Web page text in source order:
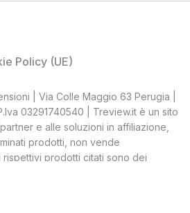
Policy (UE)
| Via Colle Maggio 63 Perugia |
03291740540 | Treview.it è un sito
e alle soluzioni in affiliazione,
prodotti, non vende
rispettivi prodotti citati sono dei